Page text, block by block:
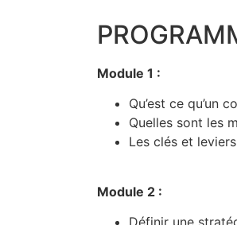
Module 1 :
Qu’est ce qu’un
Quelles sont les
Les clés et
Module 2 :
Définir une